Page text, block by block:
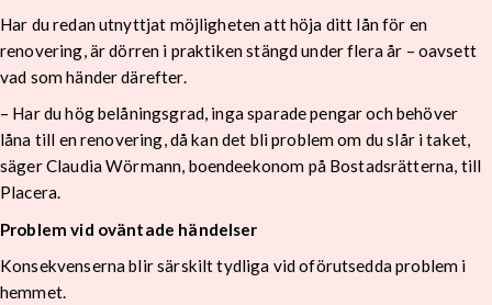
Har du redan utnyttjat möjligheten att höja ditt lån för en
renovering, är dörren i praktiken stängd under flera år – oavsett
vad som händer därefter.
– Har du hög belåningsgrad, inga sparade pengar och behöver
låna till en renovering, då kan det bli problem om du slår i taket,
säger Claudia Wörmann, boendeekonom på Bostadsrätterna, till
Placera.
Problem vid oväntade händelser
Konsekvenserna blir särskilt tydliga vid oförutsedda problem i
hemmet.